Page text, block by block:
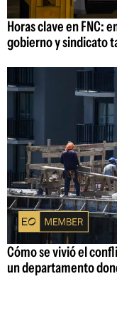
Horas clave en FNC:
gobierno y sindicato
Cómo se vivió el
un departamento